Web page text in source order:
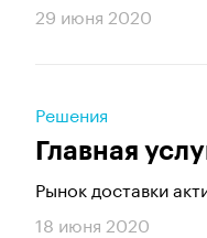
29 июня 2020
Решения
Главная
Рынок доставки
18 июня 2020